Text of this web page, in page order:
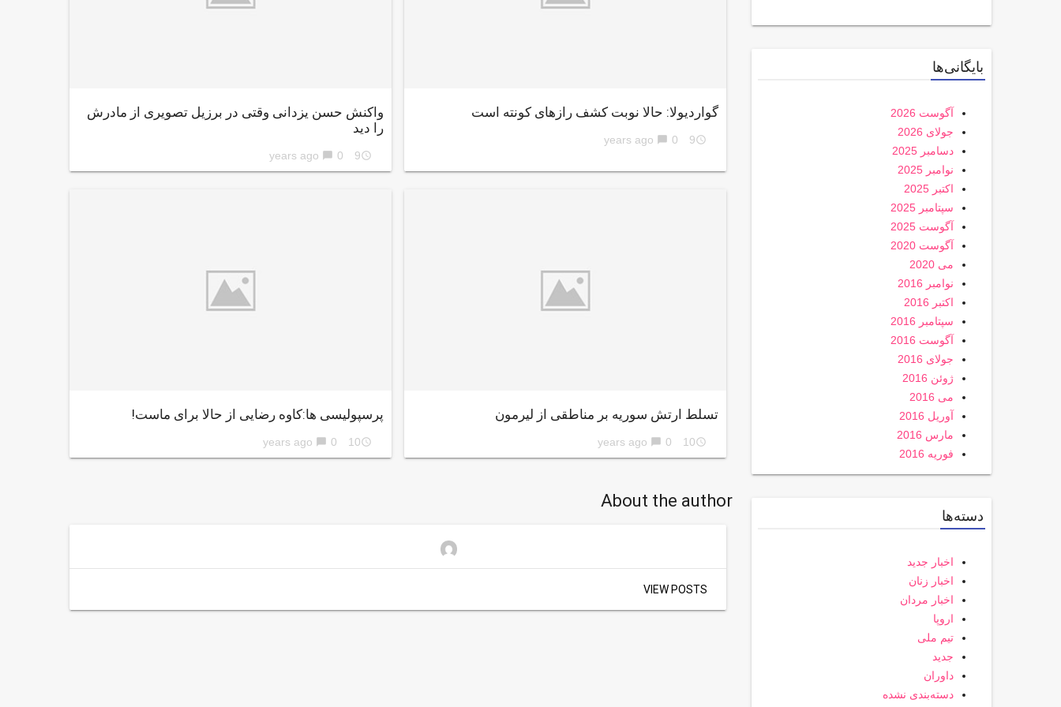
گواردیولا: حالا نوبت کشف رازهای کونته است
access_time
9 years ago
chat_bubble 0
واکنش حسن یزدانی وقتی در برزیل تصویری از مادرش
را دید
access_time
9 years ago
chat_bubble 0
تسلط ارتش سوریه بر مناطقی از لیرمون
access_time
10 years ago
chat_bubble 0
پرسپولیسی ها:کاوه رضایی از حالا برای ماست!
access_time
10 years ago
chat_bubble 0
About the author
VIEW POSTS
بایگانی‌ها
آگوست 2026
جولای 2026
دسامبر 2025
نوامبر 2025
اکتبر 2025
سپتامبر 2025
آگوست 2025
آگوست 2020
می 2020
نوامبر 2016
اکتبر 2016
سپتامبر 2016
آگوست 2016
جولای 2016
ژوئن 2016
می 2016
آوریل 2016
مارس 2016
فوریه 2016
دسته‌ها
اخبار جدید
اخبار زنان
اخبار مردان
اروپا
تیم ملی
جدید
داوران
دسته‌بندی نشده